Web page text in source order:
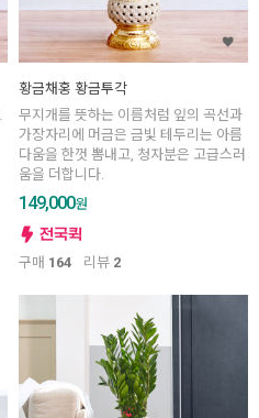
황금채홍 황금투각
무지개를 뜻하는 이름처럼 잎의 곡선과
가장자리에 머금은 금빛 테두리는 아름
다움을 한껏 뽐내고, 청자분은 고급스러
움을 더합니다.
149,000원
구매 164 리뷰 2